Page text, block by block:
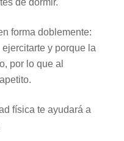
de dormir.
forma doblemente:
y porque la
por lo que al
física te ayudará a